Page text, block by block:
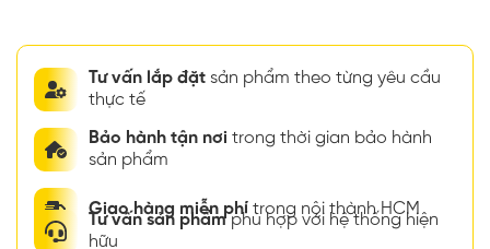
Tư vấn lắp đặt sản phẩm theo từng yêu cầu
thực tế
Bảo hành tận nơi trong thời gian bảo hành
sản phẩm
Giao hàng miễn phí trong nội thành HCM
Tư vấn sản phẩmphù hợp với hệ thống hiện
hữu